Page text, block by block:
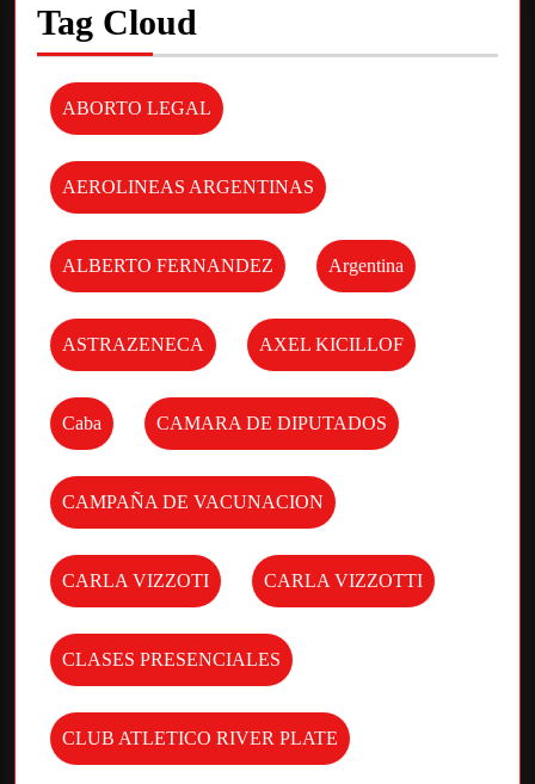
Tag Cloud
ABORTO LEGAL
AEROLINEAS ARGENTINAS
ALBERTO FERNANDEZ Argentina
ASTRAZENECA AXEL KICILLOF
Caba CAMARA DE DIPUTADOS
CAMPAÑA DE VACUNACION
CARLA VIZZOTI CARLA VIZZOTTI
CLASES PRESENCIALES
CLUB ATLETICO RIVER PLATE